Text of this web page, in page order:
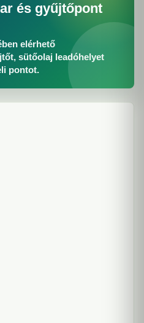
és gyűjtőpont
elérhető
sütőolaj leadóhelyet
pontot.